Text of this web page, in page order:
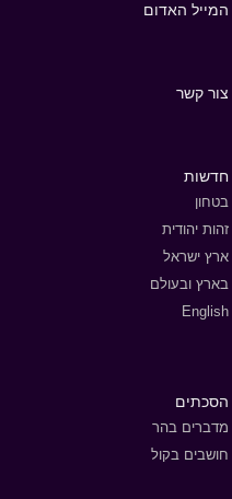
המייל האדום
צור קשר
חדשות
בטחון
זהות יהודית
ארץ ישראל
בארץ ובעולם
English
הסכתים
מדברים בהר
חושבים בקול